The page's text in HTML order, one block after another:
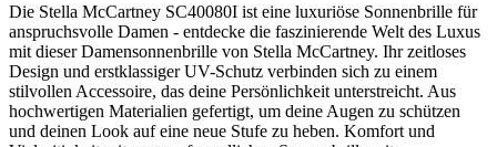
Die Stella McCartney SC40080I ist eine luxuriöse Sonnenbrille für
anspruchsvolle Damen - entdecke die faszinierende Welt des Luxus
mit dieser Damensonnenbrille von Stella McCartney. Ihr zeitloses
Design und erstklassiger UV-Schutz verbinden sich zu einem
stilvollen Accessoire, das deine Persönlichkeit unterstreicht. Aus
hochwertigen Materialien gefertigt, um deine Augen zu schützen
und deinen Look auf eine neue Stufe zu heben. Komfort und